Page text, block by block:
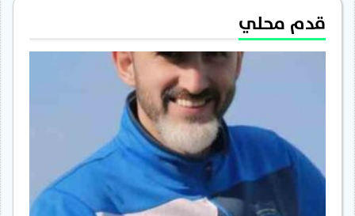
قدم محلي